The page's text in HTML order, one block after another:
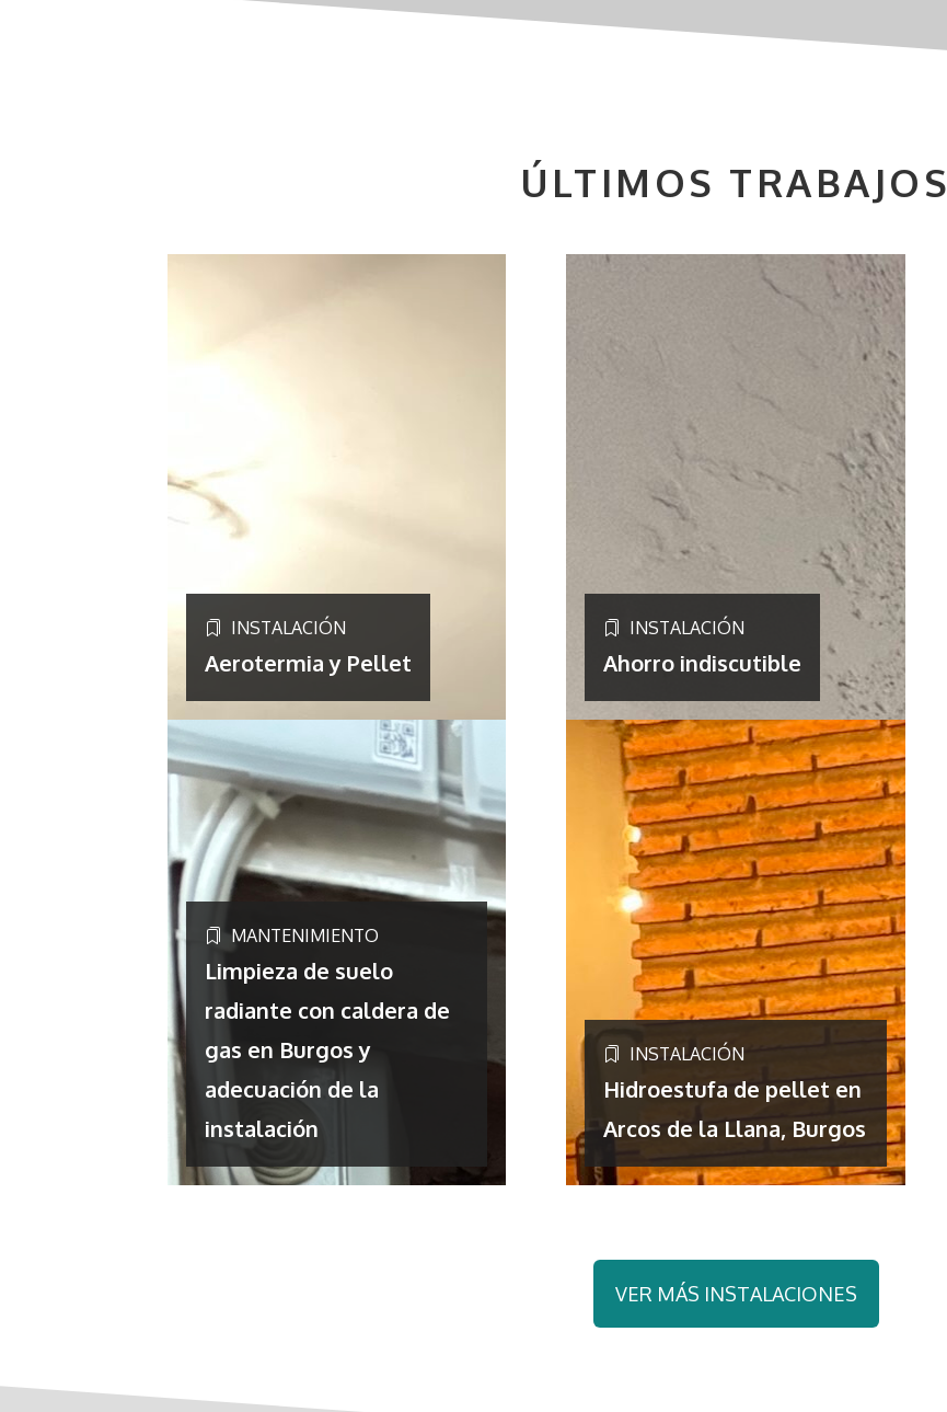
ÚLTIMOS TRABAJOS
INSTALACIÓN
Aerotermia y Pellet
INSTALACIÓN
Ahorro indiscutible
MANTENIMIENTO
Limpieza de suelo
radiante con caldera de
gas en Burgos y
adecuación de la
instalación
INSTALACIÓN
Hidroestufa de pellet en
Arcos de la Llana, Burgos
VER MÁS INSTALACIONES